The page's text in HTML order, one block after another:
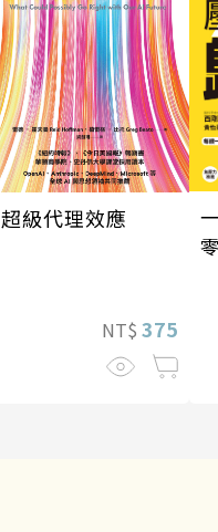
超級代理效應
NT$ 375
零